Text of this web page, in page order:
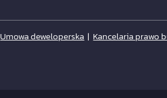
Umowa deweloperska | Kancelaria prawo